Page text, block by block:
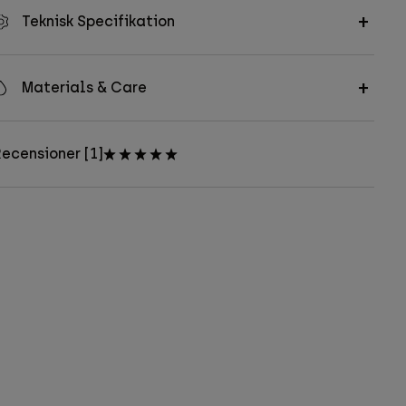
Teknisk Specifikation
Materials & Care
[1]